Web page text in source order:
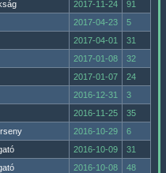
2017-11-24
91
2017-04-23
5
2017-04-01
31
2017-01-08
32
2017-01-07
24
2016-12-31
3
2016-11-25
35
2016-10-29
6
2016-10-09
31
2016-10-08
48